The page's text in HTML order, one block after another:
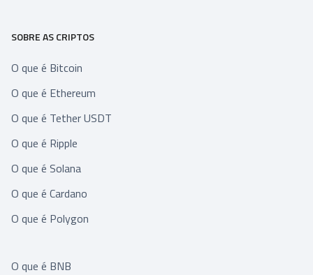
SOBRE AS CRIPTOS
O que é Bitcoin
O que é Ethereum
O que é Tether USDT
O que é Ripple
O que é Solana
O que é Cardano
O que é Polygon
O que é BNB